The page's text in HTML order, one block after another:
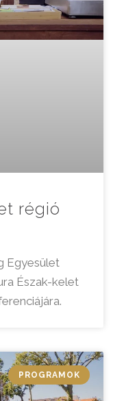
régió
Egyesület
Észak-kelet
PROGRAMOK